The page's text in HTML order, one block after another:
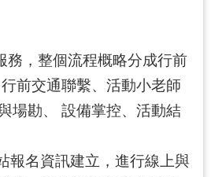
務，整個流程概略分成行前
前交通聯繫、活動小老師
場勘、 設備掌控、活動結
報名資訊建立，進行線上與